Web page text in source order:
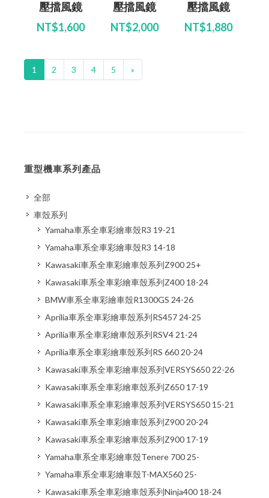
壓擋風鏡
NT$1,600
壓擋風鏡
NT$2,000
壓擋風鏡
NT$1,880
1 2 3 4 5 »
重型機車系列產品
全部
車殼系列
Yamaha車系全車彩繪車殼R3 19-21
Yamaha車系全車彩繪車殼R3 14-18
Kawasaki車系全車彩繪車殼系列Z900 25+
Kawasaki車系全車彩繪車殼系列Z400 18-24
BMW車系全車彩繪車殼R1300GS 24-26
Aprilia車系全車彩繪車殼系列RS457 24-25
Aprilia車系全車彩繪車殼系列RSV4 21-24
Aprilia車系全車彩繪車殼系列RS 660 20-24
Kawasaki車系全車彩繪車殼系列VERSYS650 22-26
Kawasaki車系全車彩繪車殼系列Z650 17-19
Kawasaki車系全車彩繪車殼系列VERSYS650 15-21
Kawasaki車系全車彩繪車殼系列Z900 20-24
Kawasaki車系全車彩繪車殼系列Z900 17-19
Yamaha車系全車彩繪車殼Tenere 700 25-
Yamaha車系全車彩繪車殼T-MAX560 25-
Kawasaki車系全車彩繪車殼系列Ninja400 18-24